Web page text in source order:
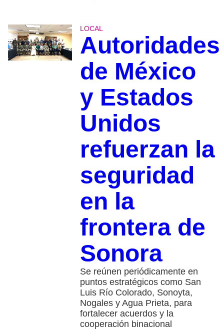
LOCAL
Autoridades
de México
y Estados
Unidos
refuerzan la
seguridad
en la
frontera de
Sonora
Se reúnen periódicamente en
puntos estratégicos como San
Luis Río Colorado, Sonoyta,
Nogales y Agua Prieta, para
fortalecer acuerdos y la
cooperación binacional